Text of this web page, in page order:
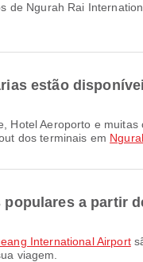
estão
dos terminais em
a partir
International Airport
viagem.